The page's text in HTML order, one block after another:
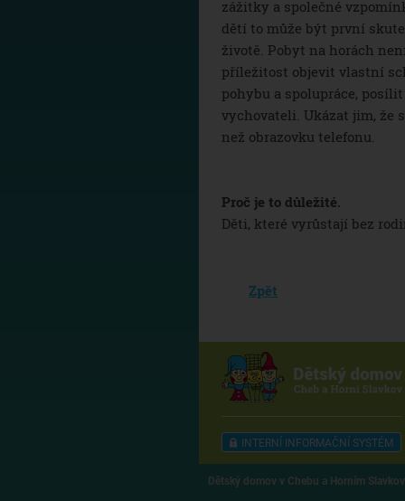
zážitky a společné
dětí to může být první
životě. Pobyt na horách
příležitost objevit vlastní
pohybu a spolupráce,
vychovateli. Ukázat jim, že
než obrazovku telefonu.
Proč je to důležité.
Děti, které vyrůstají bez
Zpět
INTERNÍ INFORMAČNÍ SYSTÉM
Dětský domov v Chebu a Horním